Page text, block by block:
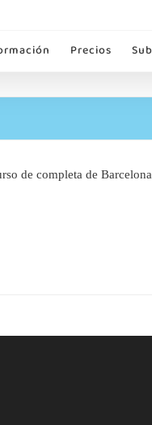
Precios
de completa de